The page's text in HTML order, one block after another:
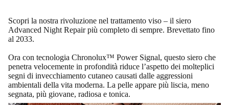
Scopri la nostra rivoluzione nel trattamento viso – il siero
Advanced Night Repair più completo di sempre. Brevettato fino
al 2033.
Ora con tecnologia Chronolux™ Power Signal, questo siero che
penetra velocemente in profondità riduce l’aspetto dei molteplici
segni di invecchiamento cutaneo causati dalle aggressioni
ambientali della vita moderna. La pelle appare più liscia, meno
segnata, più giovane, radiosa e tonica.